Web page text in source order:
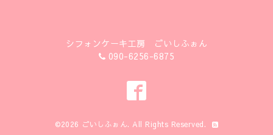
シフォンケーキ工房 ごいしふぉん
090-6256-6875
©2026 ごいしふぉん. All Rights Reserved.